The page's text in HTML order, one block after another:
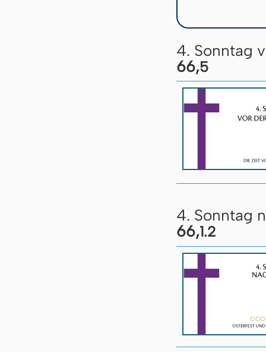
4. Sonntag
66,5
4. Sonntag
66,1.2